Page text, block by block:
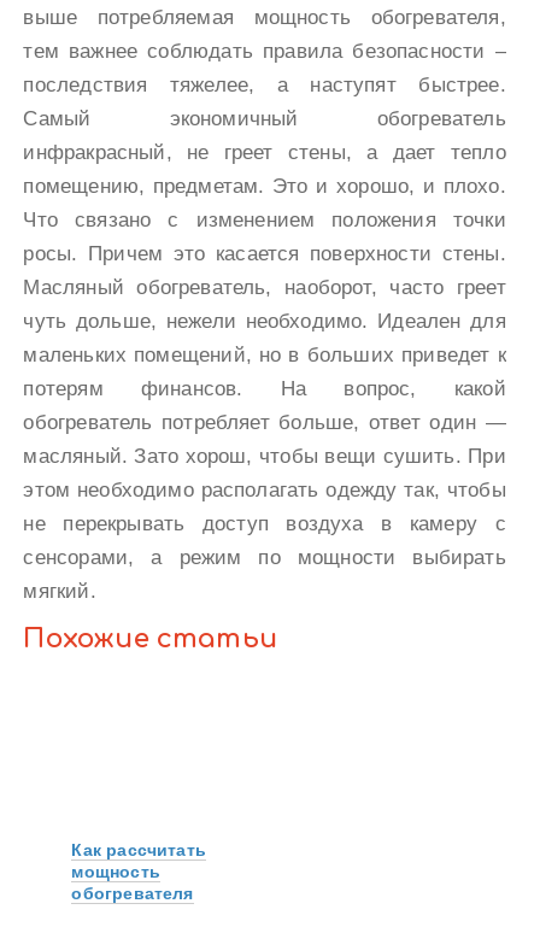
выше потребляемая мощность обогревателя,
тем важнее соблюдать правила безопасности –
последствия тяжелее, а наступят быстрее.
Самый экономичный обогреватель
инфракрасный, не греет стены, а дает тепло
помещению, предметам. Это и хорошо, и плохо.
Что связано с изменением положения точки
росы. Причем это касается поверхности стены.
Масляный обогреватель, наоборот, часто греет
чуть дольше, нежели необходимо. Идеален для
маленьких помещений, но в больших приведет к
потерям финансов. На вопрос, какой
обогреватель потребляет больше, ответ один —
масляный. Зато хорош, чтобы вещи сушить. При
этом необходимо располагать одежду так, чтобы
не перекрывать доступ воздуха в камеру с
сенсорами, а режим по мощности выбирать
мягкий.
Похожие статьи
Как рассчитать
мощность
обогревателя